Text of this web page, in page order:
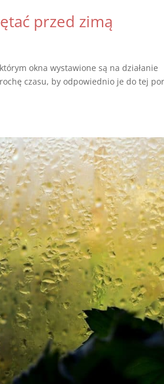
przed zimą
okna wystawione są na działanie
czasu, by odpowiednio je do tej